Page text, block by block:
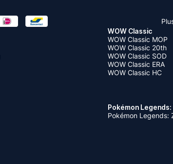
WOW Classic
WOW Classic MOP
WOW Classic 20th
WOW Classic SOD
WOW Classic ERA
WOW Classic HC
Pokémon
Pokémon Legends: